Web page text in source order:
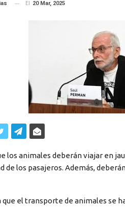
El 20 Mar, 2025
los animales deberán viajar en
de los pasajeros. Además,
el transporte de animales se